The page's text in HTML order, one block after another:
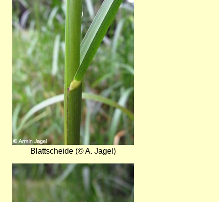
Blattscheide (© A. Jagel)
Bild